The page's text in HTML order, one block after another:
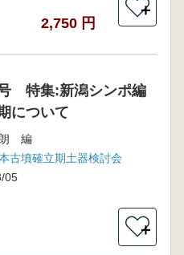
2,750 円
＋
特集:新潟シンポ編
について
朗 編
古墳確立期土器検討会
05
＋